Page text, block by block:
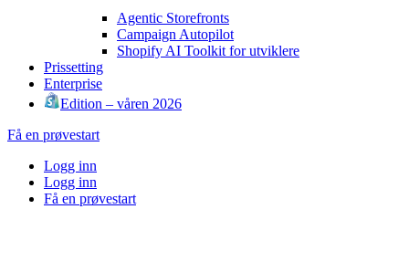
Agentic Storefronts
Campaign Autopilot
Shopify AI Toolkit for utviklere
Prissetting
Enterprise
Edition – våren 2026
Få en prøvestart
Logg inn
Logg inn
Få en prøvestart